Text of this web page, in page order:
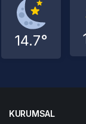
14.7°
KURUMSAL